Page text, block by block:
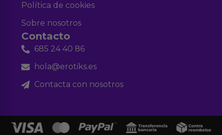
Política de cookies
Sobre nosotros
Contacto
685 24 40 86
hola@erotiks.es
Contacta con nosotros